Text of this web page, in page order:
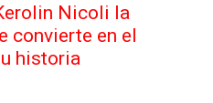
Nicoli la
convierte en el
historia